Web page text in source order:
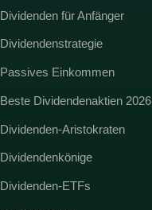
Dividenden für Anfänger
Dividendenstrategie
Passives Einkommen
Beste Dividendenaktien 2026
Dividenden-Aristokraten
Dividendenkönige
Dividenden-ETFs